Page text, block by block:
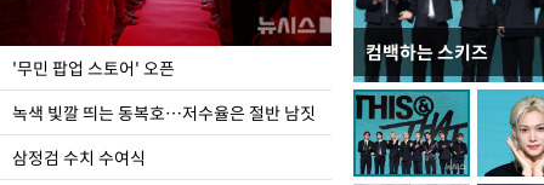
'무민 팝업 스토어' 오픈
녹색 빛깔 띄는 동복호…저수율은 절반 남짓
삼정검 수치 수여식
컴백하는 스키즈
지석천 뒤덮은 개구리